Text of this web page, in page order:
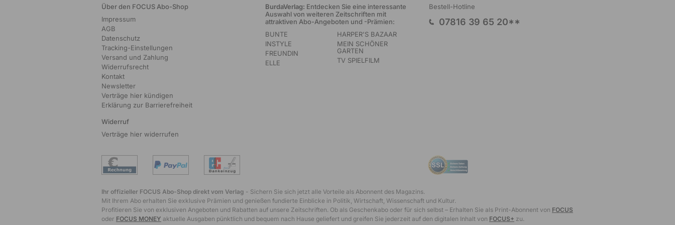
Über den FOCUS Abo-Shop
Impressum
AGB
Datenschutz
Tracking-Einstellungen
Versand und Zahlung
Widerrufsrecht
Kontakt
Newsletter
Verträge hier kündigen
Erklärung zur Barrierefreiheit
Widerruf
Verträge hier widerrufen
BurdaVerlag: Entdecken Sie eine interessante
Auswahl von weiteren Zeitschriften mit
attraktiven Abo-Angeboten und -Prämien:
BUNTE
INSTYLE
FREUNDIN
ELLE
HARPER'S BAZAAR
MEIN SCHÖNER
GARTEN
TV SPIELFILM
Bestell-Hotline
07816 39 65 20**
Ihr offizieller FOCUS Abo-Shop direkt vom Verlag - Sichern Sie sich jetzt alle Vorteile als Abonnent des Magazins.
Mit Ihrem Abo erhalten Sie exklusive Prämien und genießen fundierte Einblicke in Politik, Wirtschaft, Wissenschaft und Kultur.
Profitieren Sie von exklusiven Angeboten und Rabatten auf unsere Zeitschriften. Ob als Geschenkabo oder für sich selbst – Erhalten Sie als Print-Abonnent von FOCUS
oder FOCUS MONEY aktuelle Ausgaben pünktlich und bequem nach Hause geliefert und greifen Sie jederzeit auf den digitalen Inhalt von FOCUS+ zu.